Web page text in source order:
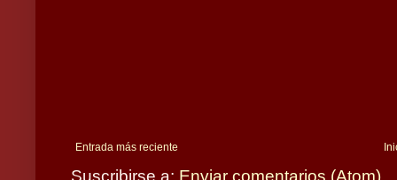
Entrada más reciente
Suscribirse a: Enviar comentarios (Atom)